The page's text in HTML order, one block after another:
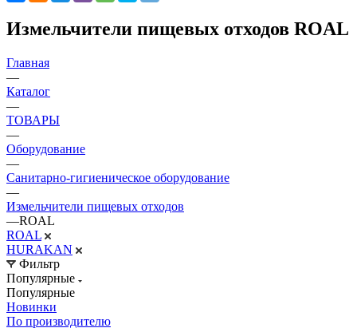
Измельчители пищевых отходов ROAL
Главная
—
Каталог
—
ТОВАРЫ
—
Оборудование
—
Санитарно-гигиеническое оборудование
—
Измельчители пищевых отходов
—ROAL
ROAL
HURAKAN
Фильтр
Популярные
Популярные
Новинки
По производителю